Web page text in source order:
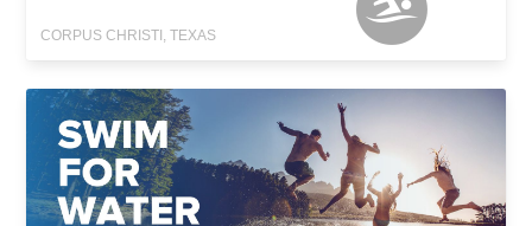
CORPUS CHRISTI, TEXAS